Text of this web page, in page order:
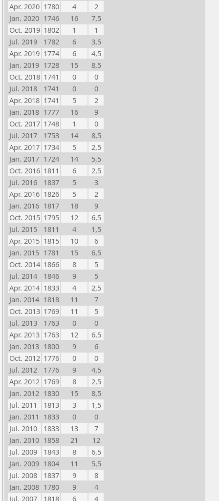
Apr. 2020 1780 4
2
Jan. 2020 1746 16
7,5
Oct. 2019 1802 1
1
Jul. 2019
1782 6
3,5
Apr. 2019 1774 6
4,5
Jan. 2019 1728 15
8,5
Oct. 2018 1741 0
0
Jul. 2018
1741 0
0
Apr. 2018 1741 5
2
Jan. 2018 1777 16
9
Oct. 2017 1748 1
0
Jul. 2017
1753 14
8,5
Apr. 2017 1734 5
2,5
Jan. 2017 1724 14
5,5
Oct. 2016 1811 6
2,5
Jul. 2016
1837 5
3
Apr. 2016 1826 5
2
Jan. 2016 1817 18
9
Oct. 2015 1795 12
6,5
Jul. 2015
1811 4
1,5
Apr. 2015 1815 10
6
Jan. 2015 1781 15
6,5
Oct. 2014 1866 8
5
Jul. 2014
1846 9
5
Apr. 2014 1833 4
2,5
Jan. 2014 1818 11
7
Oct. 2013 1769 11
5
Jul. 2013
1763 0
0
Apr. 2013 1763 12
6,5
Jan. 2013 1800 9
6
Oct. 2012 1776 0
0
Jul. 2012
1776 9
4,5
Apr. 2012 1769 8
2,5
Jan. 2012 1830 15
8,5
Jul. 2011
1813 3
1,5
Jan. 2011 1833 0
0
Jul. 2010
1833 13
7
Jan. 2010 1858 21
12
Jul. 2009
1843 8
6,5
Jan. 2009 1804 11
5,5
Jul. 2008
1837 9
8
Jan. 2008 1780 9
4
Jul. 2007
1818 6
4